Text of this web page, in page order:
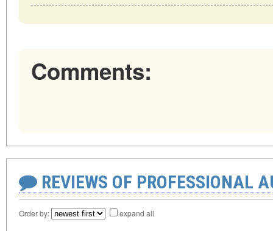
Comments:
REVIEWS OF PROFESSIONAL
Order by: expand all